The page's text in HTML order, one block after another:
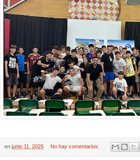
en junio 11, 2025 No hay comentarios: